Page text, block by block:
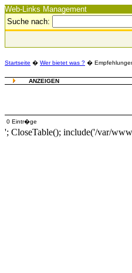
Web-Links Management
Suche nach:
Startseite � Wer bietet was ? �
ANZEIGEN
0 Eintr�ge
'; CloseTable(); include('/var/